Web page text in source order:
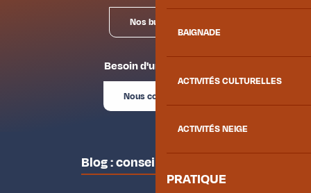
BAIGNADE
ACTIVITÉS CULTURELLES
ACTIVITÉS NEIGE
PRATIQUE
Nos bureaux
Besoin d'un conseil ?
Nous contacter
Blog : conseils des locaux